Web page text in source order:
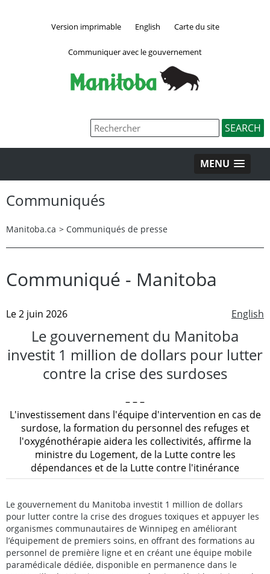
Version imprimable English Carte du site
Communiquer avec le gouvernement
MENU
Communiqués
Manitoba.ca > Communiqués de presse
Communiqué - Manitoba
English
Le 2 juin 2026
Le gouvernement du Manitoba
investit 1 million de dollars pour lutter
contre la crise des surdoses
– – –
L'investissement dans l'équipe d'intervention en cas de
surdose, la formation du personnel des refuges et
l'oxygénothérapie aidera les collectivités, affirme la
ministre du Logement, de la Lutte contre les
dépendances et de la Lutte contre l'itinérance
Le gouvernement du Manitoba investit 1 million de dollars
pour lutter contre la crise des drogues toxiques et appuyer les
organismes communautaires de Winnipeg en améliorant
l’équipement de premiers soins, en offrant des formations au
personnel de première ligne et en créant une équipe mobile
paramédicale dédiée, disponible en permanence dans le